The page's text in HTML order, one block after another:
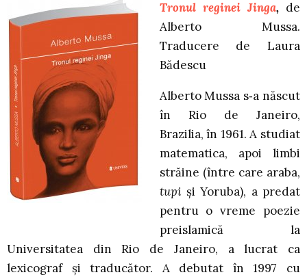
Tronul reginei Jinga, de
Alberto Mussa.
Traducere de Laura
Bădescu
Alberto Mussa s‑a născut
în Rio de Janeiro,
Brazilia, în 1961. A studiat
matematica, apoi limbi
străine (între care araba,
tupi și Yoruba), a predat
pentru o vreme poezie
preislamică la
Universitatea din Rio de Janeiro, a lucrat ca
lexicograf și traducător. A debutat în 1997 cu